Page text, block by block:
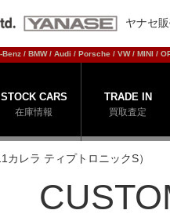
ヤナセ
/ BMW / Audi / Porsche / VW / MINI /
STOCK CARS
在庫情報
TRADE IN
買取査定
レラ ティプトロニックS）